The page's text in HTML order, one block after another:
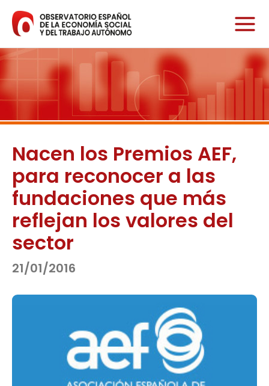
contenido
Nacen los Premios AEF,
para reconocer a las
fundaciones que más
reflejan los valores del
sector
21/01/2016